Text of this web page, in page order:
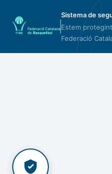
Sistema de
Estem
Federació